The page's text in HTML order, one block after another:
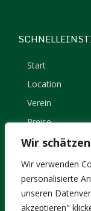
Wir
Wir verwenden
personalisierte
unseren
akzeptieren"
Start
Location
Verein
Preise
Kontakt
Impressum
Datenschutz